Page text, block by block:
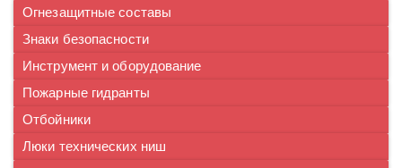
Огнезащитные составы
Знаки безопасности
Инструмент и оборудование
Пожарные гидранты
Отбойники
Люки технических ниш